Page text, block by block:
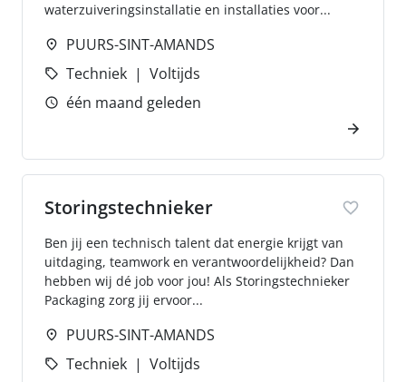
waterzuiveringsinstallatie en installaties voor...
PUURS-SINT-AMANDS
Techniek
Voltijds
één maand geleden
Storingstechnieker
Ben jij een technisch talent dat energie krijgt van
uitdaging, teamwork en verantwoordelijkheid? Dan
hebben wij dé job voor jou! Als Storingstechnieker
Packaging zorg jij ervoor...
PUURS-SINT-AMANDS
Techniek
Voltijds